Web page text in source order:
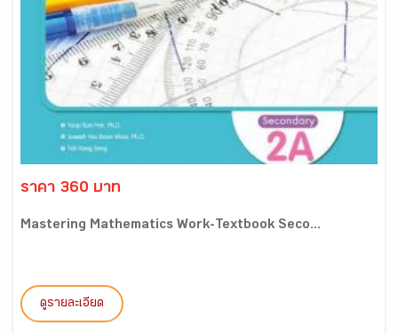
ราคา 360 บาท
Mastering Mathematics Work-Textbook Seco...
ดูรายละเอียด